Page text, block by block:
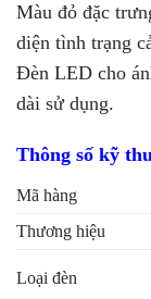
Màu đỏ đặc
diện tình trạng
Đèn LED cho
dài sử dụng.
Thông số kỹ
Mã hàng
Thương hiệu
Loại đèn